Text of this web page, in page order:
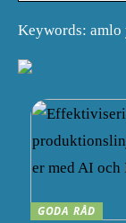
Keywords: amlo
GODA RÅD